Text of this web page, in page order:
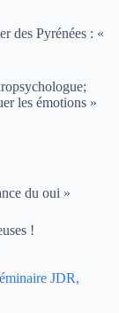
des Pyrénées : «
les émotions »
du oui »
!
JDR,